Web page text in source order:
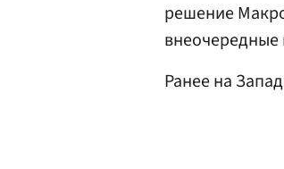
решение
Ранее на